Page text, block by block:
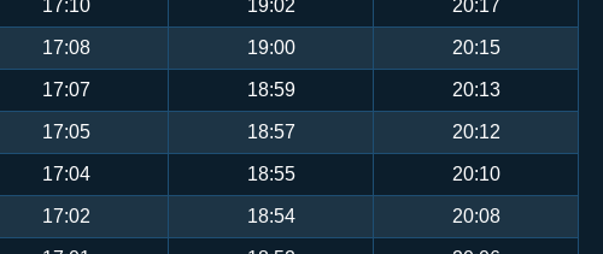
17:10 19:02 20:17
17:08 19:00 20:15
17:07 18:59 20:13
17:05 18:57 20:12
17:04 18:55 20:10
17:02 18:54 20:08